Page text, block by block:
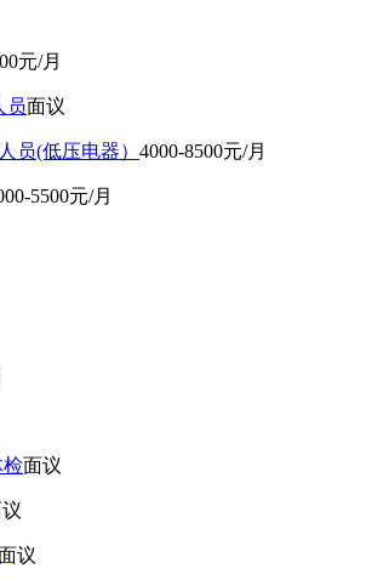
元/月
员面议
员(低压电器） 4000-8500元/月
5500元/月
面议
议